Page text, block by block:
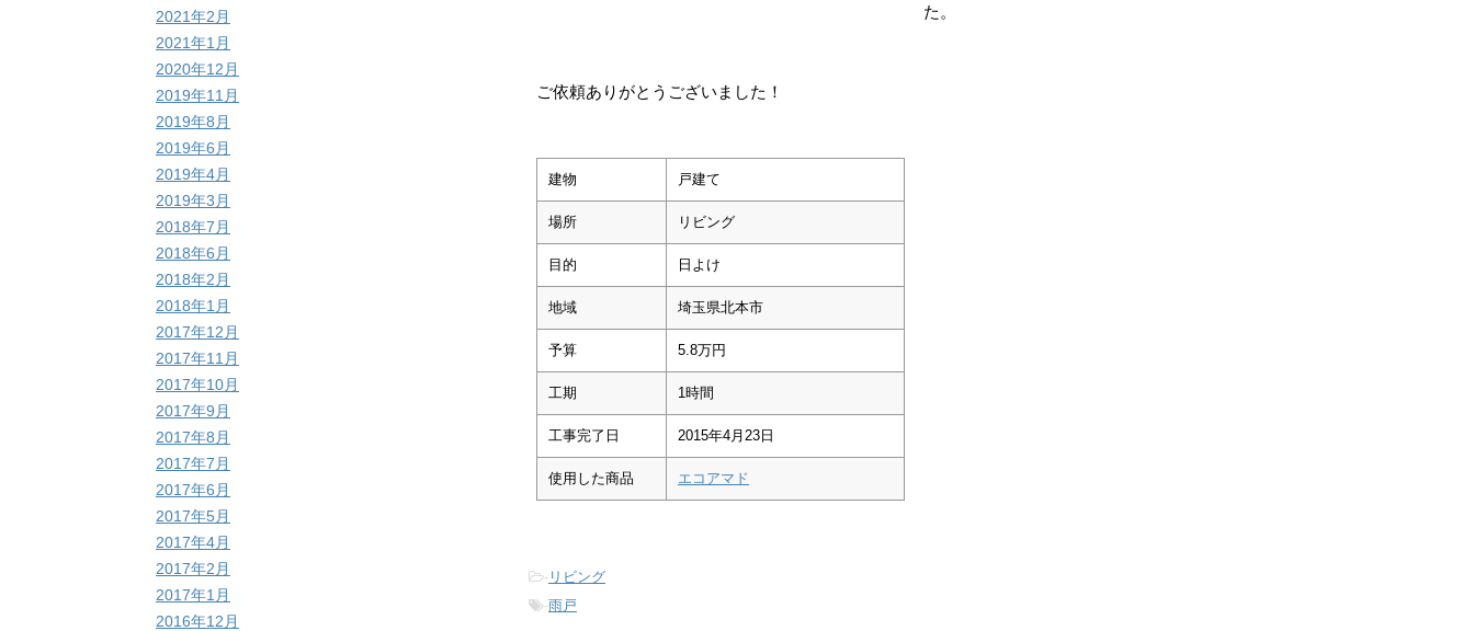
た。
ご依頼ありがとうございました！
建物 戸建て
場所 リビング
目的 日よけ
地域 埼玉県北本市
予算 5.8万円
工期 1時間
工事完了日 2015年4月23日
使用した商品 エコアマド
- リビング
-雨戸
2021年2月
2021年1月
2020年12月
2019年11月
2019年8月
2019年6月
2019年4月
2019年3月
2018年7月
2018年6月
2018年2月
2018年1月
2017年12月
2017年11月
2017年10月
2017年9月
2017年8月
2017年7月
2017年6月
2017年5月
2017年4月
2017年2月
2017年1月
2016年12月